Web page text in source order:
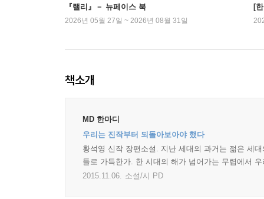
『랠리』－ 뉴페이스 북
2026년 05월 27일 ~ 2026년 08월 31일
[
책소개
MD 한마디
우리는 진작부터 되돌아보아야 했다
황석영 신작 장편소설. 지난 세대의 과거는 젊은 세
들로 가득한가. 한 시대의 해가 넘어가는 무렵에서
2015.11.06. 소설/시 PD